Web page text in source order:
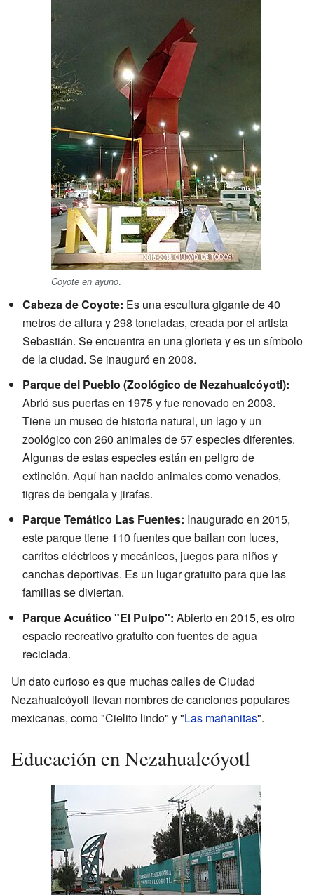
Coyote en ayuno.
Cabeza de Coyote: Es una escultura gigante de 40
metros de altura y 298 toneladas, creada por el artista
Sebastián. Se encuentra en una glorieta y es un símbolo
de la ciudad. Se inauguró en 2008.
Parque del Pueblo (Zoológico de Nezahualcóyotl):
Abrió sus puertas en 1975 y fue renovado en 2003.
Tiene un museo de historia natural, un lago y un
zoológico con 260 animales de 57 especies diferentes.
Algunas de estas especies están en peligro de
extinción. Aquí han nacido animales como venados,
tigres de bengala y jirafas.
Parque Temático Las Fuentes: Inaugurado en 2015,
este parque tiene 110 fuentes que bailan con luces,
carritos eléctricos y mecánicos, juegos para niños y
canchas deportivas. Es un lugar gratuito para que las
familias se diviertan.
Parque Acuático "El Pulpo": Abierto en 2015, es otro
espacio recreativo gratuito con fuentes de agua
reciclada.
Un dato curioso es que muchas calles de Ciudad
Nezahualcóyotl llevan nombres de canciones populares
mexicanas, como "Cielito lindo" y "Las mañanitas".
Educación en Nezahualcóyotl